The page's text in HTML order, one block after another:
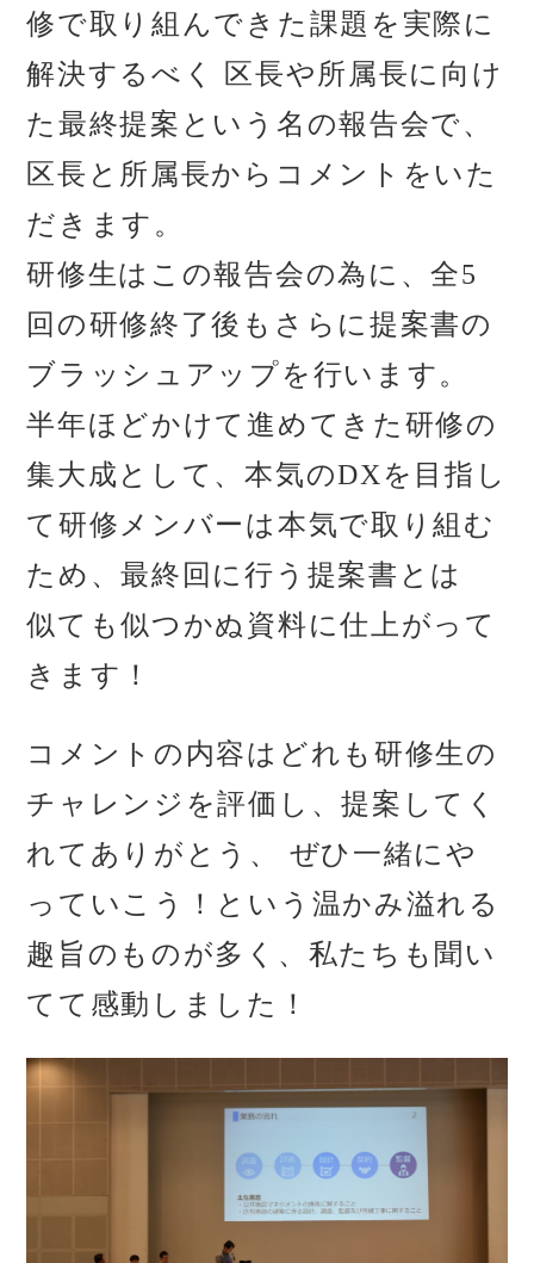
修で取り組んできた課題を実際に
解決するべく 区長や所属長に向け
た最終提案という名の報告会で、
区長と所属長からコメントをいた
だきます。
研修生はこの報告会の為に、全5
回の研修終了後もさらに提案書の
ブラッシュアップを行います。
半年ほどかけて進めてきた研修の
集大成として、本気のDXを目指し
て研修メンバーは本気で取り組む
ため、最終回に行う提案書とは
似ても似つかぬ資料に仕上がって
きます！
コメントの内容はどれも研修生の
チャレンジを評価し、提案してく
れてありがとう、 ぜひ一緒にや
っていこう！という温かみ溢れる
趣旨のものが多く、私たちも聞い
てて感動しました！